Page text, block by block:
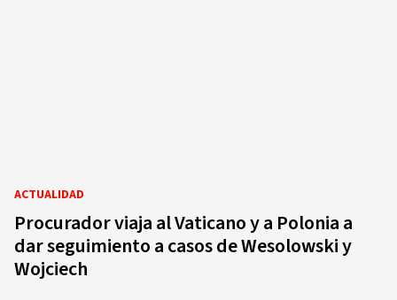
ACTUALIDAD
Procurador viaja al Vaticano y a Polonia a
dar seguimiento a casos de Wesolowski y
Wojciech